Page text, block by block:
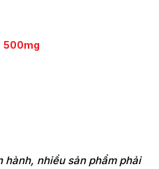
500mg
hành, nhiều sản phẩm phải